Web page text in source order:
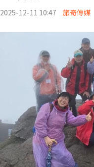
2025-12-11 10:47 旅奇傳媒